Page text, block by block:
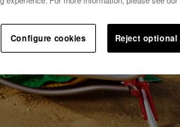
¡10% DTO EN TU 1er
Únete a Havaianas y disfruta
Únete y ahorra -10%.
Únete y ahorra -10%.
Reject optional
Configure cookies